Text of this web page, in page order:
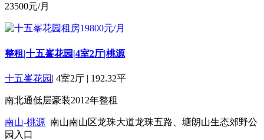
23500元/月
整租|十五峯花园|4室2厅|桃源
十五峯花园 | 4室2厅 | 192.32平
南北通低层豪装2012年整租
南山-桃源 南山南山区龙珠大道龙珠五路、塘朗山生态郊野公
园入口